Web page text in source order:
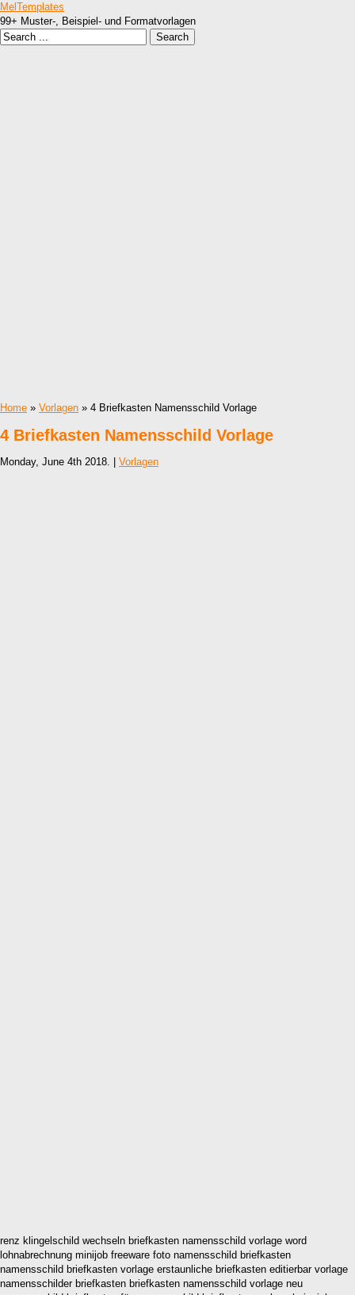
MelTemplates
99+ Muster-, Beispiel- und Formatvorlagen
Home » Vorlagen » 4 Briefkasten Namensschild Vorlage
4 Briefkasten Namensschild Vorlage
Monday, June 4th 2018. | Vorlagen
renz klingelschild wechseln briefkasten namensschild vorlage word
lohnabrechnung minijob freeware foto namensschild briefkasten
namensschild briefkasten vorlage erstaunliche briefkasten editierbar vorlage
namensschilder briefkasten briefkasten namensschild vorlage neu